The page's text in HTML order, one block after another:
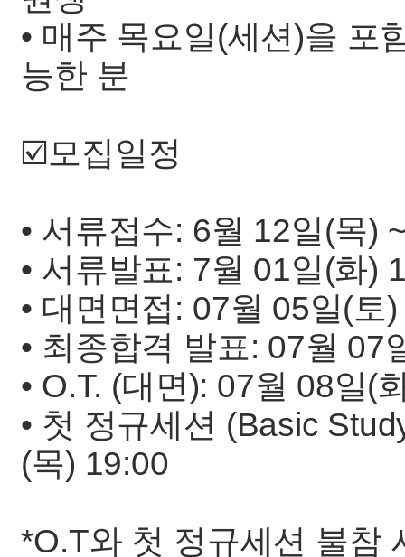
• 매주 목요일(세션)을 포
능한 분
☑️모집일정
• 서류접수: 6월 12일(목)
• 서류발표: 7월 01일(화)
• 대면면접: 07월 05일(
• 최종합격 발표: 07월 07
• O.T. (대면): 07월 08일(
• 첫 정규세션 (Basic
(목) 19:00
*O.T와 첫 정규세션 불참